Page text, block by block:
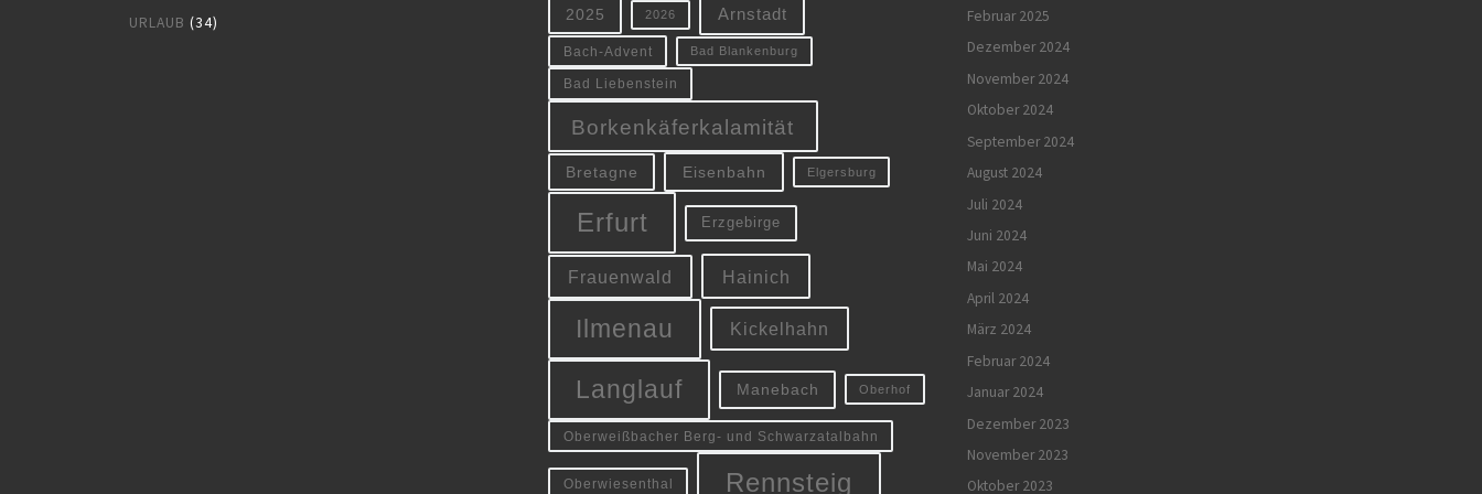
URLAUB (34) 2025 2026 Arnstadt
Bach-Advent Bad Blankenburg
Bad Liebenstein
Borkenkäferkalamität
Bretagne Eisenbahn Elgersburg
Erfurt Erzgebirge
Frauenwald Hainich
Ilmenau Kickelhahn
Langlauf Manebach Oberhof
Oberweißbacher Berg- und Schwarzatalbahn
Oberwiesenthal Rennsteig
Februar 2025
Dezember 2024
November 2024
Oktober 2024
September 2024
August 2024
Juli 2024
Juni 2024
Mai 2024
April 2024
März 2024
Februar 2024
Januar 2024
Dezember 2023
November 2023
Oktober 2023